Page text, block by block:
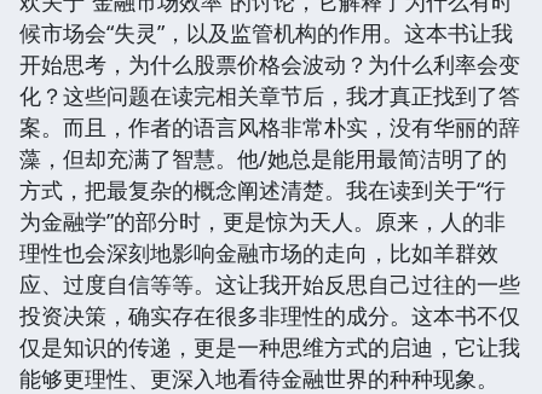
候市场会“失灵”，以及监管机构的作用。这本书让我
开始思考，为什么股票价格会波动？为什么利率会变
化？这些问题在读完相关章节后，我才真正找到了答
案。而且，作者的语言风格非常朴实，没有华丽的辞
藻，但却充满了智慧。他/她总是能用最简洁明了的
方式，把最复杂的概念阐述清楚。我在读到关于“行
为金融学”的部分时，更是惊为天人。原来，人的非
理性也会深刻地影响金融市场的走向，比如羊群效
应、过度自信等等。这让我开始反思自己过往的一些
投资决策，确实存在很多非理性的成分。这本书不仅
仅是知识的传递，更是一种思维方式的启迪，它让我
能够更理性、更深入地看待金融世界的种种现象。